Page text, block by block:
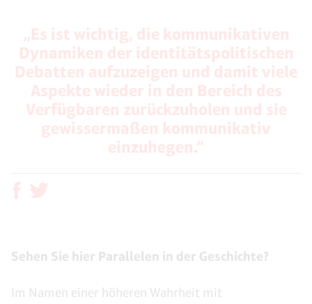
Sehen Sie hier Parallelen in der Geschichte?
Im Namen einer höheren Wahrheit mit